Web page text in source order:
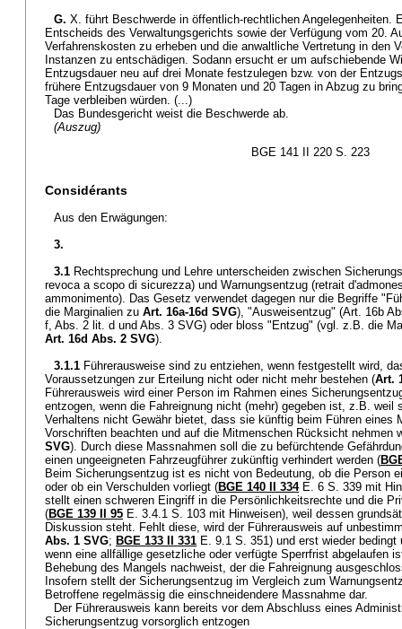
G. X. führt Beschwerde in öffentlich-rechtlichen Angelegenheiten.
Entscheids des Verwaltungsgerichts sowie der Verfügung vom 20.
Verfahrenskosten zu erheben und die anwaltliche Vertretung in den
Instanzen zu entschädigen. Sodann ersucht er um aufschiebende
Entzugsdauer neu auf drei Monate festzulegen bzw. von der
frühere Entzugsdauer von 9 Monaten und 20 Tagen in Abzug zu
Tage verbleiben würden. (...)
Das Bundesgericht weist die Beschwerde ab.
(Auszug)
BGE 141 II 220 S. 223
Considérants
Aus den Erwägungen:
3.
3.1 Rechtsprechung und Lehre unterscheiden zwischen
revoca a scopo di sicurezza) und Warnungsentzug (retrait
ammonimento). Das Gesetz verwendet dagegen nur die Begriffe
die Marginalien zu Art. 16a-16d SVG), "Ausweisentzug" (Art. 16b
f, Abs. 2 lit. d und Abs. 3 SVG) oder bloss "Entzug" (vgl. z.B. die
Art. 16d Abs. 2 SVG).
3.1.1 Führerausweise sind zu entziehen, wenn festgestellt wird,
Voraussetzungen zur Erteilung nicht oder nicht mehr bestehen (Art.
Führerausweis wird einer Person im Rahmen eines
entzogen, wenn die Fahreignung nicht (mehr) gegeben ist, z.B. weil
Verhaltens nicht Gewähr bietet, dass sie künftig beim Führen eines
Vorschriften beachten und auf die Mitmenschen Rücksicht nehmen
SVG). Durch diese Massnahmen soll die zu befürchtende
einen ungeeigneten Fahrzeugführer zukünftig verhindert werden (
Beim Sicherungsentzug ist es nicht von Bedeutung, ob die Person
oder ob ein Verschulden vorliegt (BGE 140 II 334E. 6 S. 339 mit
stellt einen schweren Eingriff in die Persönlichkeitsrechte und die
(BGE 139 II 95 E. 3.4.1 S. 103 mit Hinweisen), weil dessen
Diskussion steht. Fehlt diese, wird der Führerausweis auf
Abs. 1 SVG; BGE 133 II 331 E. 9.1 S. 351) und erst wieder
wenn eine allfällige gesetzliche oder verfügte Sperrfrist abgelaufen
Behebung des Mangels nachweist, der die Fahreignung
Insofern stellt der Sicherungsentzug im Vergleich zum
Betroffene regelmässig die einschneidendere Massnahme dar.
Der Führerausweis kann bereits vor dem Abschluss eines
Sicherungsentzug vorsorglich entzogen